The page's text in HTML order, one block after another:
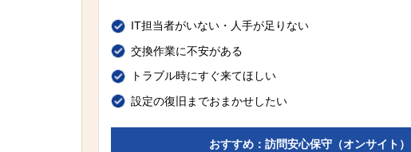
IT担当者がいない・人手が足りない
交換作業に不安がある
トラブル時にすぐ来てほしい
設定の復旧までおまかせしたい
おすすめ：訪問安心保守（オンサイト）